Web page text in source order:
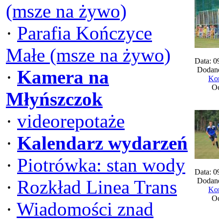
(msze na żywo)
· Parafia Kończyce
Małe (msze na żywo)
· Kamera na
Młyńszczok
· videorepotaże
· Kalendarz wydarzeń
· Piotrówka: stan wody
· Rozkład Linea Trans
· Wiadomości znad
Data:
Data: